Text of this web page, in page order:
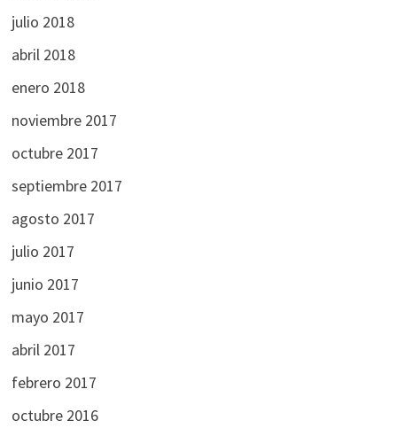
julio 2018
abril 2018
enero 2018
noviembre 2017
octubre 2017
septiembre 2017
agosto 2017
julio 2017
junio 2017
mayo 2017
abril 2017
febrero 2017
octubre 2016